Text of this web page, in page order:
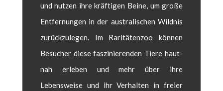
und nutzen ihre kräfti­gen Beine, um große
Ent­fer­nun­gen in der aus­tralis­chen Wild­nis
zurück­zule­gen. Im Rar­itäten­zoo kön­nen
Besuch­er diese faszinieren­den Tiere haut­
nah erleben und mehr über ihre
Lebensweise und ihr Ver­hal­ten in freier